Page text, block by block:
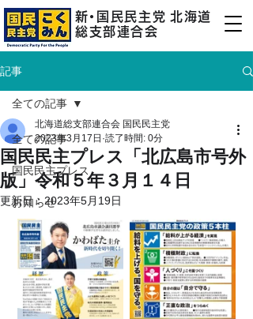
新・ 国民民主 党 北海道
総支部連合会
記事
全ての記事
国民民主プレス
お知らせ
全ての記事
国民民主プレス「北広島市号外
版」令和５年３月１４日
北海道総支部連合会 国民民主党
2023年3月17日 読了時間: 0分
更新日：2023年5月19日